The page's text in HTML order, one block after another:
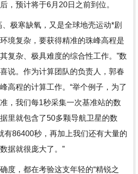
，预计将于6月20日之前到位。
极寒缺氧，又是全球地壳运动*剧
境复杂，要获得精准的珠峰高程是
复杂、极具难度的综合性工作。”数
说。作为计算团队的负责人，郭春
高程的计算工作。“举个例子，为了
，我们每1秒采集一次基准站的数
里就包含了50多颗导航卫星的数
有86400秒，再加上我们还有大量的
据就很庞大了。”
，都在考验这支年轻的“精锐之